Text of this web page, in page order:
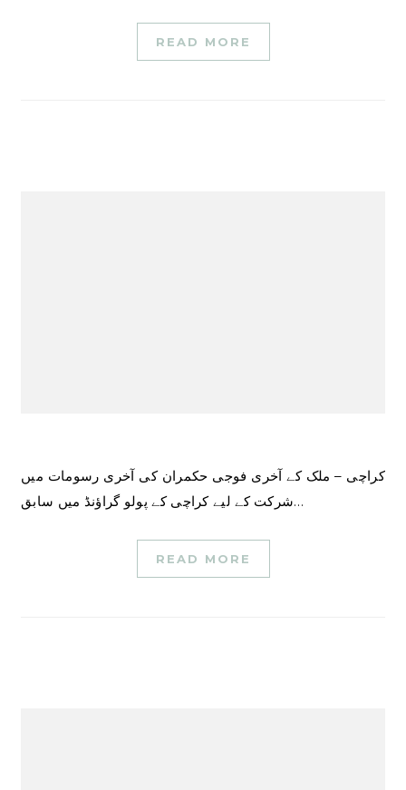
READ MORE
کراچی – ملک کے آخری فوجی حکمران کی آخری رسومات میں
شرکت کے لیے کراچی کے پولو گراؤنڈ میں سابق…
READ MORE